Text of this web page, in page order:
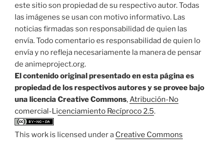
este sitio son propiedad de su respectivo autor. Todas
las imágenes se usan con motivo informativo. Las
noticias firmadas son responsabilidad de quien las
envía. Todo comentario es responsabilidad de quien lo
envía y no refleja necesariamente la manera de pensar
de animeproject.org.
El contenido original presentado en esta página es
propiedad de los respectivos autores y se provee bajo
una licencia Creative Commons,Atribución-No
comercial-Licenciamiento Recíproco 2.5.
This work is licensed under a Creative Commons